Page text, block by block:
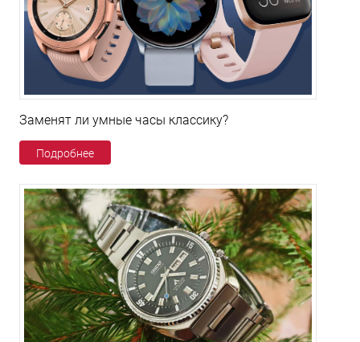
Заменят ли умные часы классику?
Подробнее